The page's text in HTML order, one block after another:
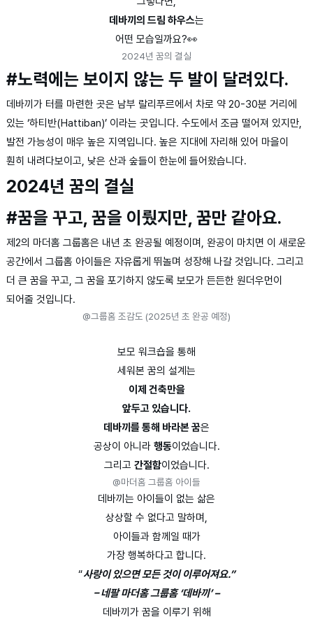
데바끼의 드림 하우스는
어떤 모습일까요?👀
2024년 꿈의 결실
#노력에는 보이지 않는 두 발이 달려있다.
데바끼가 터를 마련한 곳은 남부 랄리푸르에서 차로 약 20-30분 거리에
있는 ‘하티반(Hattiban)’ 이라는 곳입니다. 수도에서 조금 떨어져 있지만,
발전 가능성이 매우 높은 지역입니다. 높은 지대에 자리해 있어 마을이
훤히 내려다보이고, 낮은 산과 숲들이 한눈에 들어왔습니다.
2024년 꿈의 결실
#꿈을 꾸고, 꿈을 이뤘지만, 꿈만 같아요.
제2의 마더홈 그룹홈은 내년 초 완공될 예정이며, 완공이 마치면 이 새로운
공간에서 그룹홈 아이들은 자유롭게 뛰놀며 성장해 나갈 것입니다. 그리고
더 큰 꿈을 꾸고, 그 꿈을 포기하지 않도록 보모가 든든한 원더우먼이
되어줄 것입니다.
@그룹홈 조감도 (2025년 초 완공 예정)
보모 워크숍을 통해
세워본 꿈의 설계는
이제 건축만을
앞두고 있습니다.
데바끼를 통해 바라본 꿈은
공상이 아니라 행동이었습니다.
그리고 간절함이었습니다.
@마더홈 그룹홈 아이들
데바끼는 아이들이 없는 삶은
상상할 수 없다고 말하며,
아이들과 함께일 때가
가장 행복하다고 합니다.
“사랑이 있으면 모든 것이 이루어져요.”
– 네팔 마더홈 그룹홈 ‘데바끼’ –
데바끼가 꿈을 이루기 위해